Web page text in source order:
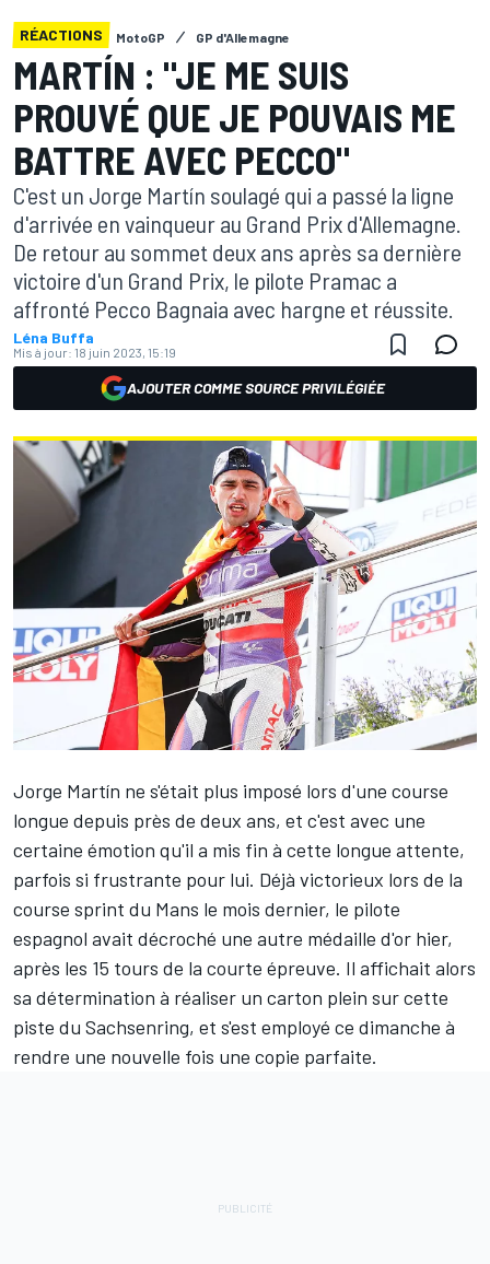
RÉACTIONS MotoGP GP d'Allemagne
MARTÍN : "JE ME SUIS
PROUVÉ QUE JE POUVAIS ME
BATTRE AVEC PECCO"
C'est un Jorge Martín soulagé qui a passé la ligne
d'arrivée en vainqueur au Grand Prix d'Allemagne.
De retour au sommet deux ans après sa dernière
victoire d'un Grand Prix, le pilote Pramac a
affronté Pecco Bagnaia avec hargne et réussite.
Léna Buffa
Mis à jour: 18 juin 2023, 15:19
AJOUTER COMME SOURCE PRIVILÉGIÉE
Jorge Martín ne s'était plus imposé lors d'une course
longue depuis près de deux ans, et c'est avec une
certaine émotion qu'il a mis fin à cette longue attente,
parfois si frustrante pour lui. Déjà victorieux lors de la
course sprint du Mans le mois dernier, le pilote
espagnol avait décroché une autre médaille d'or hier,
après les 15 tours de la courte épreuve. Il affichait alors
sa détermination à réaliser un carton plein sur cette
piste du Sachsenring, et s'est employé ce dimanche à
rendre une nouvelle fois une copie parfaite.